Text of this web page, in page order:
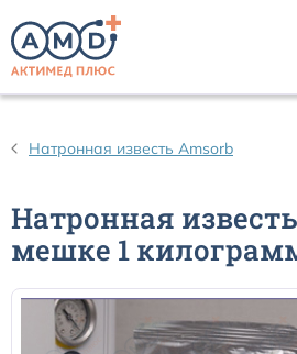
Натронная известь Amsorb
Натронная
мешке 1
Трахеостомические трубки
Наборы для чрескожной